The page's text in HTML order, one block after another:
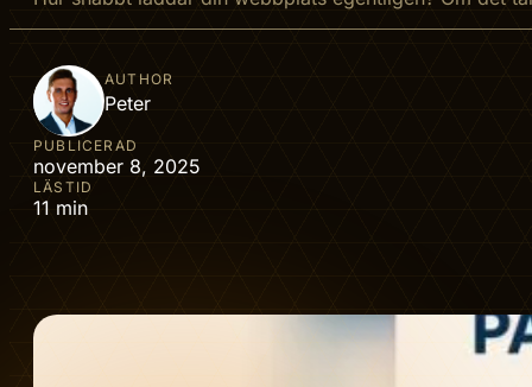
AUTHOR
Peter
PUBLICERAD
november 8, 2025
LÄSTID
11 min